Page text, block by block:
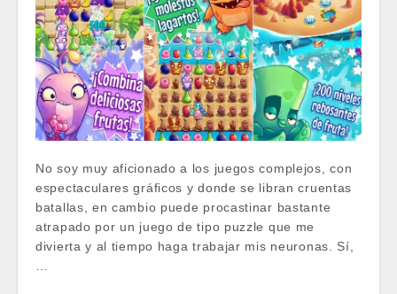
No soy muy aficionado a los juegos complejos, con
espectaculares gráficos y donde se libran cruentas
batallas, en cambio puede procastinar bastante
atrapado por un juego de tipo puzzle que me
divierta y al tiempo haga trabajar mis neuronas. Sí,